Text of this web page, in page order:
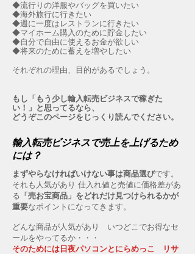
◆流行りの洋服やバッグを買いたい
◆海外旅行に行きたい
◆週に一度はレストランに行きたい
◆マイホーム購入のために貯金したい
◆自分で自由に使えるお金が欲しい
◆将来のために蓄えを増やしたい
それぞれの理由、目的があるでしょう。
もし「もう少し輸入転売ビジネスで稼ぎた
い！」と思ってるなら、
どうぞこのページをじっくり読んでください。
輸入転売ビジネスで売上を上げるため
には？
まずやらなければいけない事は商品選びです。
それも人気があり 仕入れ値と売値に価格差があ
る 「売お宝商品」をどれだけ見つけられるかが
重要なポイントになってきます。
どんな商品が人気があり いつどこでお得なセ
ールをやってるか・・・
そのためには日夜パソコンとにらめっこ リサ